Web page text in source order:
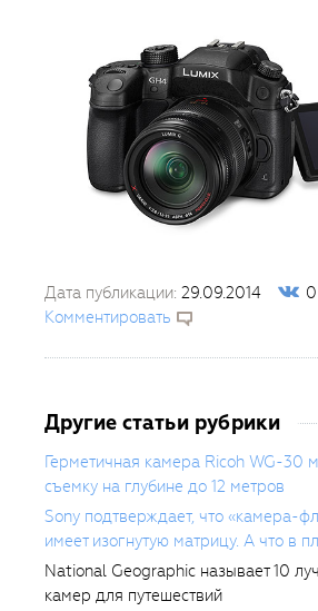
Дата публикации: 29.09.2014 0
Комментировать
Другие статьи рубрики
Герметичная камера Ricoh WG-30
съемку на глубине до 12 метров
Sony подтверждает, что «камера-
имеет изогнутую матрицу. А что в
National Geographic называет 10
камер для путешествий